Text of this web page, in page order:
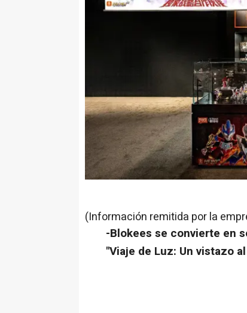
(Información remitida por la
-Blokees se convierte en
"Viaje de Luz: Un vistazo